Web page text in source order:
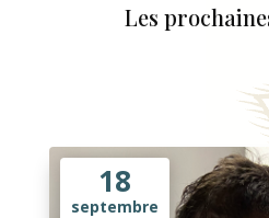
Les
18
septembre